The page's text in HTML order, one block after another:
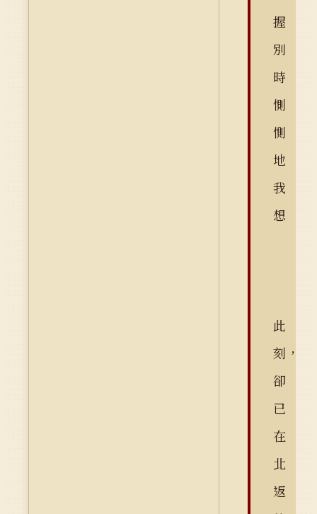
握
別
時
惻
惻
地
我
想
此
刻，
卻
已
在
北
返